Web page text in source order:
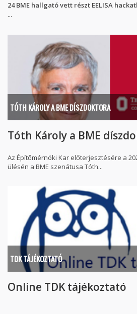
24 BME hallgató vett részt EELISA
...
TÓTH KÁROLY A BME DÍSZDOKTORA
Tóth Károly a BME
Az Építőmérnöki Kar előterjesztésére a
ülésén a BME szenátusa Tóth...
TDK TÁJÉKOZTATÓ
Online TDK tájékoztató